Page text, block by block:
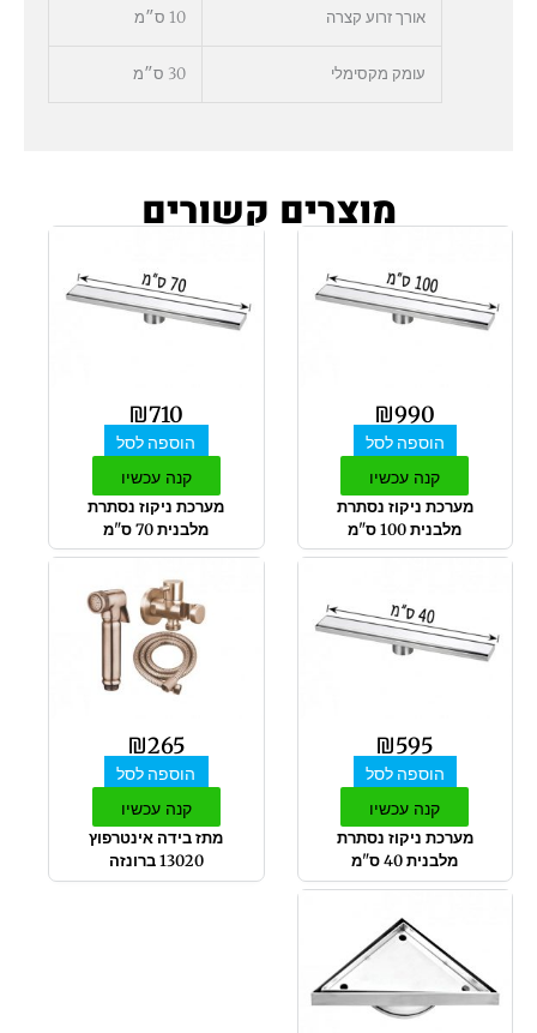
אורך זרוע קצרה 10 ס״מ
עומק מקסימלי 30 ס״מ
מוצרים קשורים
₪990
הוספה לסל
קנה עכשיו
מערכת ניקוז נסתרת
מלבנית 100 ס"מ
₪710
הוספה לסל
קנה עכשיו
מערכת ניקוז נסתרת
מלבנית 70 ס"מ
₪595
הוספה לסל
קנה עכשיו
מערכת ניקוז נסתרת
מלבנית 40 ס"מ
₪265
הוספה לסל
קנה עכשיו
מתז בידה אינטרפוץ
13020 ברונזה